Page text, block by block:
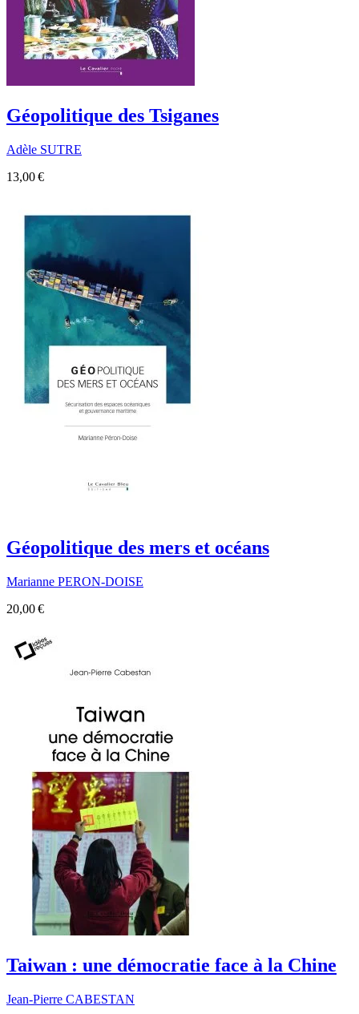
Géopolitique des Tsiganes
Adèle SUTRE
13,00 €
Géopolitique des mers et océans
Marianne PERON-DOISE
20,00 €
Taiwan : une démocratie face à la Chine
Jean-Pierre CABESTAN